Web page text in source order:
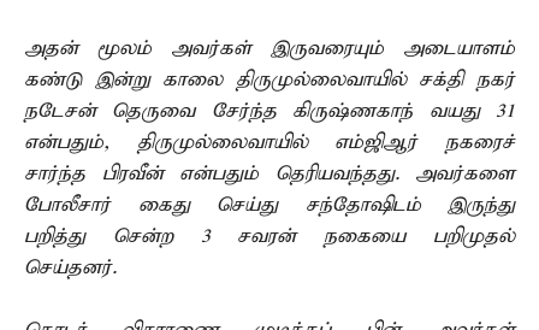
அதன் மூலம் அவர்கள் இருவரையும் அடையாளம்
கண்டு இன்று காலை திருமுல்லைவாயில் சக்தி நகர்
நடேசன் தெருவை சேர்ந்த கிருஷ்ணகாந் வயது 31
என்பதும், திருமுல்லைவாயில் எம்ஜிஆர் நகரைச்
சார்ந்த பிரவீன் என்பதும் தெரியவந்தது. அவர்களை
போலீசார் கைது செய்து சந்தோஷிடம் இருந்து
பறித்து சென்ற 3 சவரன் நகையை பறிமுதல்
செய்தனர்.